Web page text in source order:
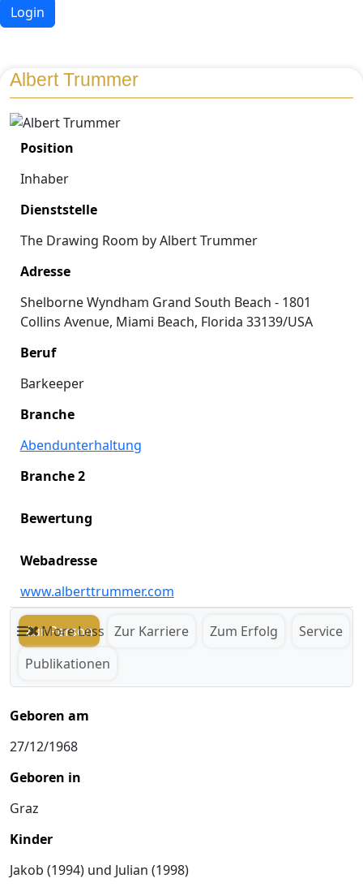
Login
Albert Trummer
Position
Inhaber
Dienststelle
The Drawing Room by Albert Trummer
Adresse
Shelborne Wyndham Grand South Beach - 1801
Collins Avenue, Miami Beach, Florida 33139/USA
Beruf
Barkeeper
Branche
Abendunterhaltung
Branche 2
Bewertung
Webadresse
www.alberttrummer.com
Zur Person Zur Karriere Zum Erfolg
Service
Publikationen
MoreLess
Geboren am
27/12/1968
Geboren in
Graz
Kinder
Jakob (1994) und Julian (1998)